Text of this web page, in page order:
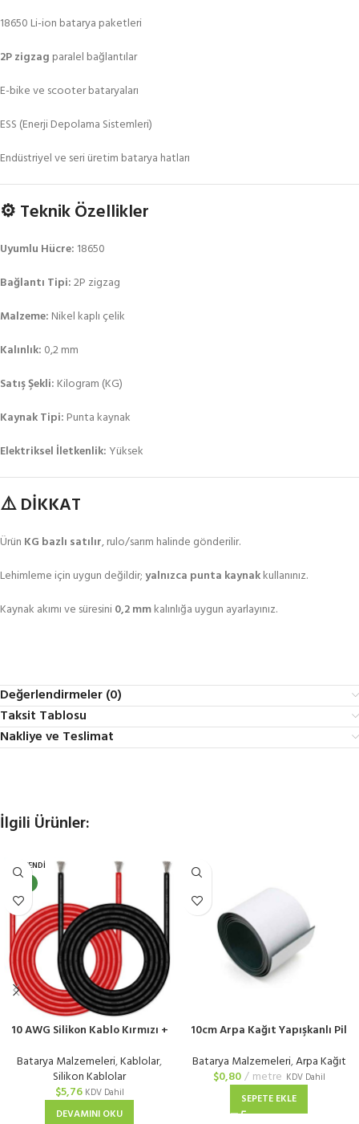
18650 Li-ion batarya paketleri
2P zigzag paralel bağlantılar
E-bike ve scooter bataryaları
ESS (Enerji Depolama Sistemleri)
Endüstriyel ve seri üretim batarya hatları
⚙️ Teknik Özellikler
Uyumlu Hücre: 18650
Bağlantı Tipi:2P zigzag
Malzeme: Nikel kaplı çelik
Kalınlık: 0,2 mm
Satış Şekli: Kilogram (KG)
Kaynak Tipi: Punta kaynak
Elektriksel İletkenlik: Yüksek
⚠️ DİKKAT
Ürün KG bazlı satılır, rulo/sarım halinde gönderilir.
Lehimleme için uygun değildir;yalnızca punta kaynakkullanınız.
Kaynak akımı ve süresini0,2 mmkalınlığa uygun ayarlayınız.
Değerlendirmeler (0)
Taksit Tablosu
Nakliye ve Teslimat
İlgili Ürünler:
TÜKENDI
10 AWG Silikon Kablo Kırmızı +
Batarya Malzemeleri,Kablolar,
Silikon Kablolar
$5,76 KDV Dahil
DEVAMINI OKU
10cm Arpa Kağıt Yapışkanlı Pil
Batarya Malzemeleri,Arpa Kağıt
$0,80 metre KDV Dahil
SEPETE EKLE